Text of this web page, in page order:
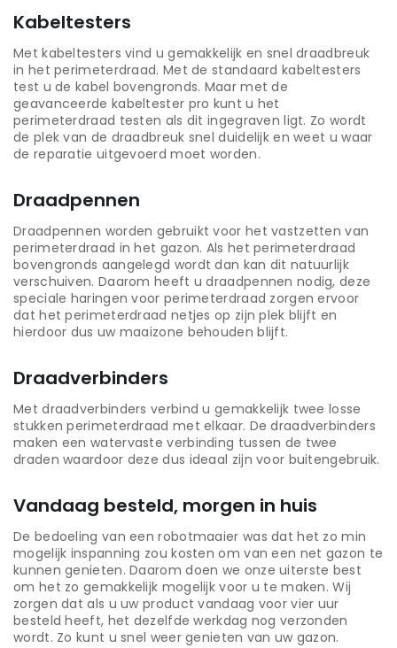
Kabeltesters
Met kabeltesters vind u gemakkelijk en snel draadbreuk
in het perimeterdraad. Met de standaard kabeltesters
test u de kabel bovengronds. Maar met de
geavanceerde kabeltester pro kunt u het
perimeterdraad testen als dit ingegraven ligt. Zo wordt
de plek van de draadbreuk snel duidelijk en weet u waar
de reparatie uitgevoerd moet worden.
Draadpennen
Draadpennen worden gebruikt voor het vastzetten van
perimeterdraad in het gazon. Als het perimeterdraad
bovengronds aangelegd wordt dan kan dit natuurlijk
verschuiven. Daarom heeft u draadpennen nodig, deze
speciale haringen voor perimeterdraad zorgen ervoor
dat het perimeterdraad netjes op zijn plek blijft en
hierdoor dus uw maaizone behouden blijft.
Draadverbinders
Met draadverbinders verbind u gemakkelijk twee losse
stukken perimeterdraad met elkaar. De draadverbinders
maken een watervaste verbinding tussen de twee
draden waardoor deze dus ideaal zijn voor buitengebruik.
Vandaag besteld, morgen in huis
De bedoeling van een robotmaaier was dat het zo min
mogelijk inspanning zou kosten om van een net gazon te
kunnen genieten. Daarom doen we onze uiterste best
om het zo gemakkelijk mogelijk voor u te maken. Wij
zorgen dat als u uw product vandaag voor vier uur
besteld heeft, het dezelfde werkdag nog verzonden
wordt. Zo kunt u snel weer genieten van uw gazon.